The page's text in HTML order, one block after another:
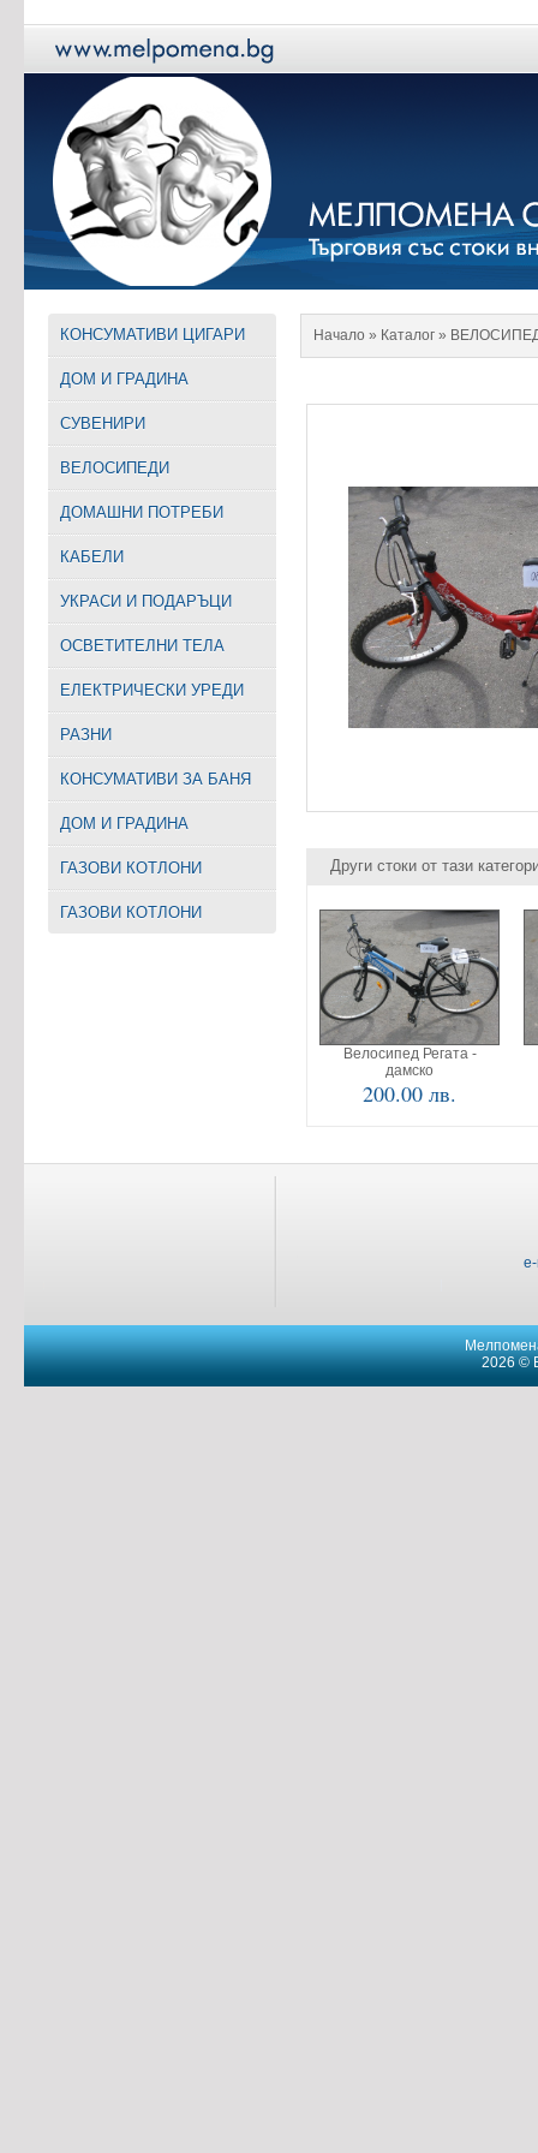
КОНСУМАТИВИ ЦИГАРИ
ДОМ И ГРАДИНА
СУВЕНИРИ
ВЕЛОСИПЕДИ
ДОМАШНИ ПОТРЕБИ
КАБЕЛИ
УКРАСИ И ПОДАРЪЦИ
ОСВЕТИТЕЛНИ ТЕЛА
EЛЕКТРИЧЕСКИ УРЕДИ
РАЗНИ
КОНСУМАТИВИ ЗА БАНЯ
ДОМ И ГРАДИНА
ГАЗОВИ КОТЛОНИ
ГАЗОВИ КОТЛОНИ
Начало » Каталог »
Други стоки от тази
Велосипед Регата -
дамско
200.00 лв.
2026 ©